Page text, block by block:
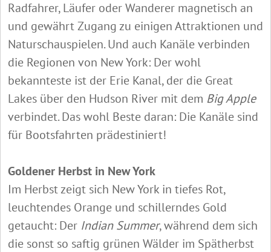
Radfahrer, Läufer oder Wanderer magnetisch an
und gewährt Zugang zu einigen Attraktionen und
Naturschauspielen. Und auch Kanäle verbinden
die Regionen von New York: Der wohl
bekannteste ist der Erie Kanal, der die Great
Lakes über den Hudson River mit dem Big Apple
verbindet. Das wohl Beste daran: Die Kanäle sind
für Bootsfahrten prädestiniert!
Goldener Herbst in New York
Im Herbst zeigt sich New York in tiefes Rot,
leuchtendes Orange und schillerndes Gold
getaucht: Der Indian Summer, während dem sich
die sonst so saftig grünen Wälder im Spätherbst